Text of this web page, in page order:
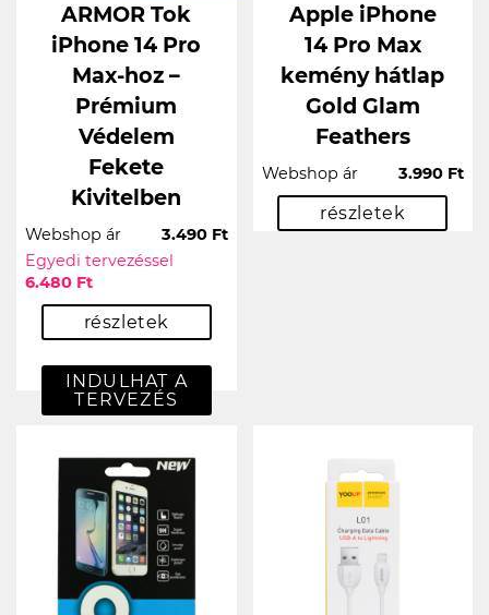
ARMOR Tok
iPhone 14 Pro
Max-hoz –
Prémium
Védelem
Fekete
Kivitelben
Webshop ár
3.490 Ft
Egyedi tervezéssel
6.480 Ft
részletek
INDULHAT A
TERVEZÉS
Apple iPhone
14 Pro Max
kemény hátlap
Gold Glam
Feathers
Webshop ár 3.990 Ft
részletek